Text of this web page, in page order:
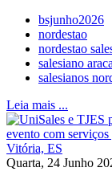
bsjunho2026
nordestao
nordestao
salesiano
salesianos
Leia mais ...
Quarta, 24 Junho